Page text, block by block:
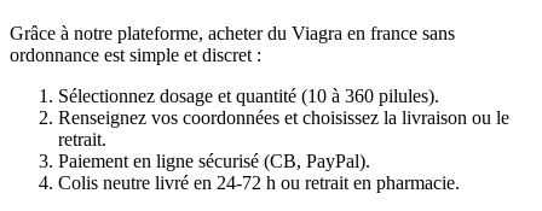
Grâce à notre plateforme, acheter du Viagra en france sans
ordonnance est simple et discret :
Sélectionnez dosage et quantité (10 à 360 pilules).
Renseignez vos coordonnées et choisissez la livraison ou le
retrait.
Paiement en ligne sécurisé (CB, PayPal).
Colis neutre livré en 24-72 h ou retrait en pharmacie.